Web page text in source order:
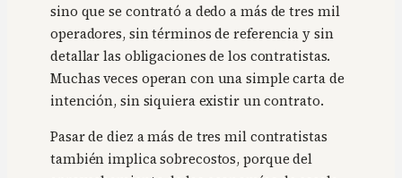
sino que se contrató a dedo a más de tres mil
operadores, sin términos de referencia y sin
detallar las obligaciones de los contratistas.
Muchas veces operan con una simple carta de
intención, sin siquiera existir un contrato.
Pasar de diez a más de tres mil contratistas
también implica sobrecostos, porque del